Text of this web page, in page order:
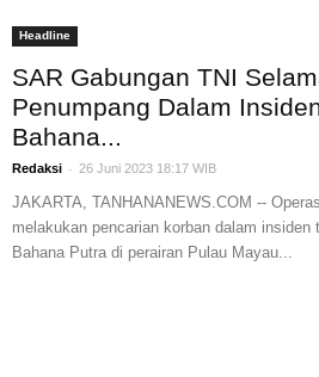
Headline
SAR Gabungan TNI
Penumpang Dalam
Bahana...
Redaksi - 26 Juni 2023 18:17 WIB
JAKARTA, TANHANANEWS.COM --
melakukan pencarian korban dalam insiden
Bahana Putra di perairan Pulau Mayau...